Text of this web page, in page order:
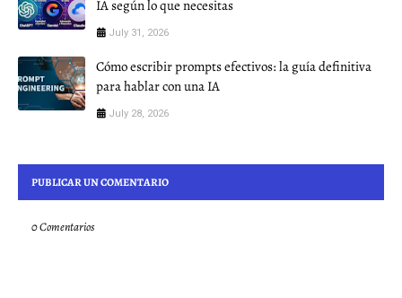
IA según lo que necesitas
July 31, 2026
Cómo escribir prompts efectivos: la guía definitiva
para hablar con una IA
July 28, 2026
PUBLICAR UN COMENTARIO
0 Comentarios